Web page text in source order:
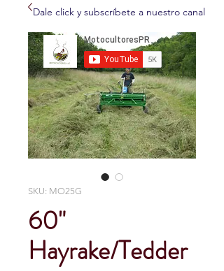
Dale click y subscríbete a nuestro canal
SKU: MO25G
60"
Hayrake/Tedder